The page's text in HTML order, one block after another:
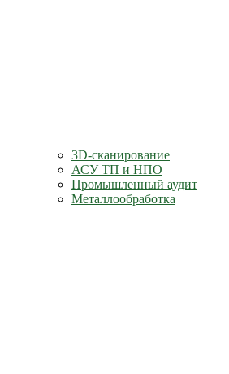
3D-сканирование
АСУ ТП и НПО
Промышленный аудит
Металлообработка